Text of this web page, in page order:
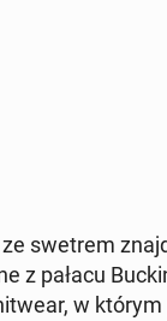
swetrem
z pałacu
w